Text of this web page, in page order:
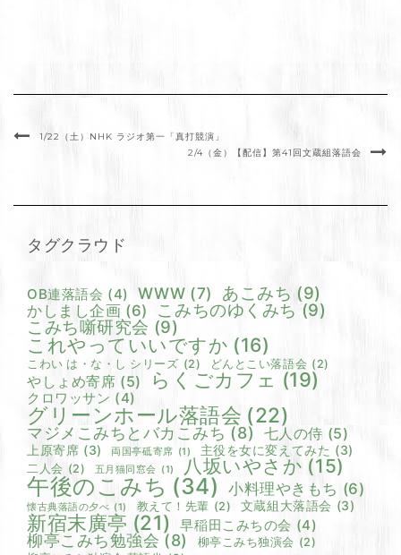
1/22（土）NHK ラジオ第一「真打競演」
2/4（金）【配信】第41回文蔵組落語会
タグクラウド
OB連落語会 (4) WWW (7) あこみち (9)
かしまし企画 (6) こみちのゆくみち (9)
こみち噺研究会 (9)
これやっていいですか (16)
こわい は・な・し シリーズ (2) どんとこい落語会 (2)
やしょめ寄席 (5) らくごカフェ (19)
クロワッサン (4)
グリーンホール落語会 (22)
マジメこみちとバカこみち (8) 七人の侍 (5)
上原寄席 (3) 両国亭砥寄席 (1) 主役を女に変えてみた (3)
二人会 (2) 五月猫同窓会 (1) 八坂いやさか (15)
午後のこみち (34) 小料理やきもち (6)
懐古典落語の夕べ (1) 教えて！先輩 (2) 文蔵組大落語会 (3)
新宿末廣亭 (21) 早稲田こみちの会 (4)
柳亭こみち勉強会 (8) 柳亭こみち独演会 (2)